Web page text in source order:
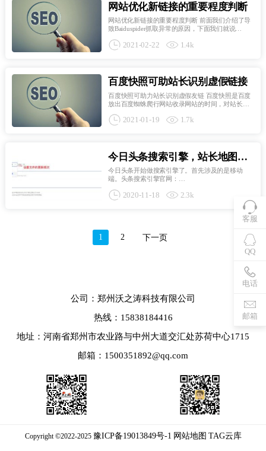
网站优化新链接的重要程度判断
网站优化新链接的重要程度判断 前面我们介绍了导
致Baiduspider抓取异常的原因，下面我们就说
Baiduspide会访问的页面的内容与链接进行初步分
2021-02-22 1.4k
百度快照可助站长识别虚假链接
百度快照可助力站长识别虚假友链 百度快照是百度
放出百度蜘蛛爬行网站收录网站的时间，对站长来
作用就是识别虚假友情链接，当下seo优化，友情链
2021-01-19 1.7k
今日头条搜索引擎，站长地图如
何提交
今日头条开始做搜索引擎了。首先涉及的是移动
端。头条搜索引擎官网：
条搜索sitemap提交帮助 一、头条搜索引擎的站长地
图要求： 1、提交sitemap工具可以向头条搜索提交
2020-11-18 2.3k
1 2 下一页
客服
QQ
电话
邮箱
公司：郑州沃之涛科技有限公司
热线：15838184416
地址：河南省郑州市农业路与中州大道交汇处苏荷中心1715
邮箱：1500351892@qq.com
Copyright ©2022-2025 豫ICP备19013849号-1 网站地图 TAG云库